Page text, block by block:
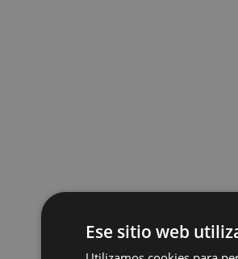
Ese sitio web